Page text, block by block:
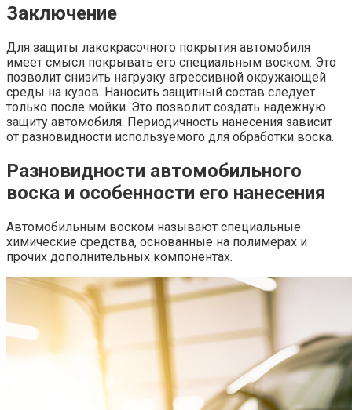
Заключение
Для защиты лакокрасочного покрытия автомобиля
имеет смысл покрывать его специальным воском. Это
позволит снизить нагрузку агрессивной окружающей
среды на кузов. Наносить защитный состав следует
только после мойки. Это позволит создать надежную
защиту автомобиля. Периодичность нанесения зависит
от разновидности используемого для обработки воска.
Разновидности автомобильного
воска и особенности его нанесения
Автомобильным воском называют специальные
химические средства, основанные на полимерах и
прочих дополнительных компонентах.